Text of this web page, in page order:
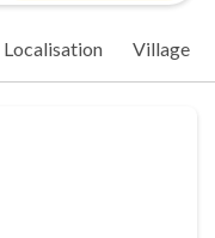
Localisation Village